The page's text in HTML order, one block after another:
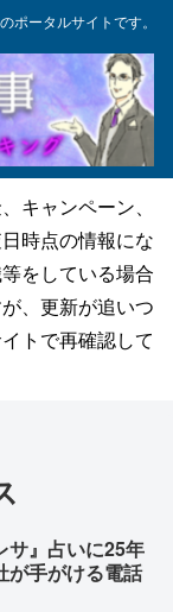
ポータルサイトです。
キャンペーン、
時点の情報にな
をしている場合
、更新が追いつ
トで再確認して
サ』占いに25年
が手がける電話